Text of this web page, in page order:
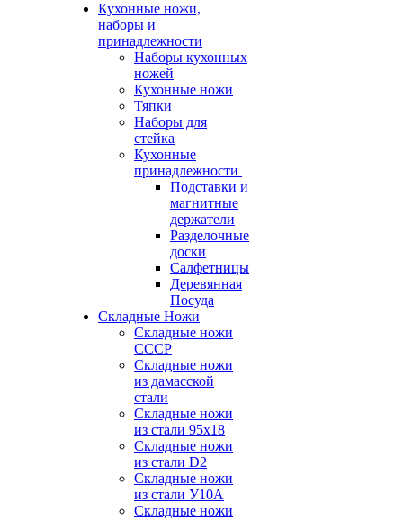
Кухонные ножи,
наборы и
принадлежности
Наборы кухонных
ножей
Кухонные ножи
Тяпки
Наборы для
стейка
Кухонные
принадлежности
Подставки и
магнитные
держатели
Разделочные
доски
Салфетницы
Деревянная
Посуда
Складные Ножи
Cкладные ножи
СССР
Складные ножи
из дамасской
стали
Складные ножи
из стали 95х18
Складные ножи
из стали D2
Складные ножи
из стали У10А
Складные ножи